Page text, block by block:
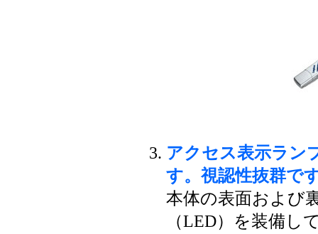
アクセス表示ラン
す。視認性抜群で
本体の表面および
（LED）を装備し